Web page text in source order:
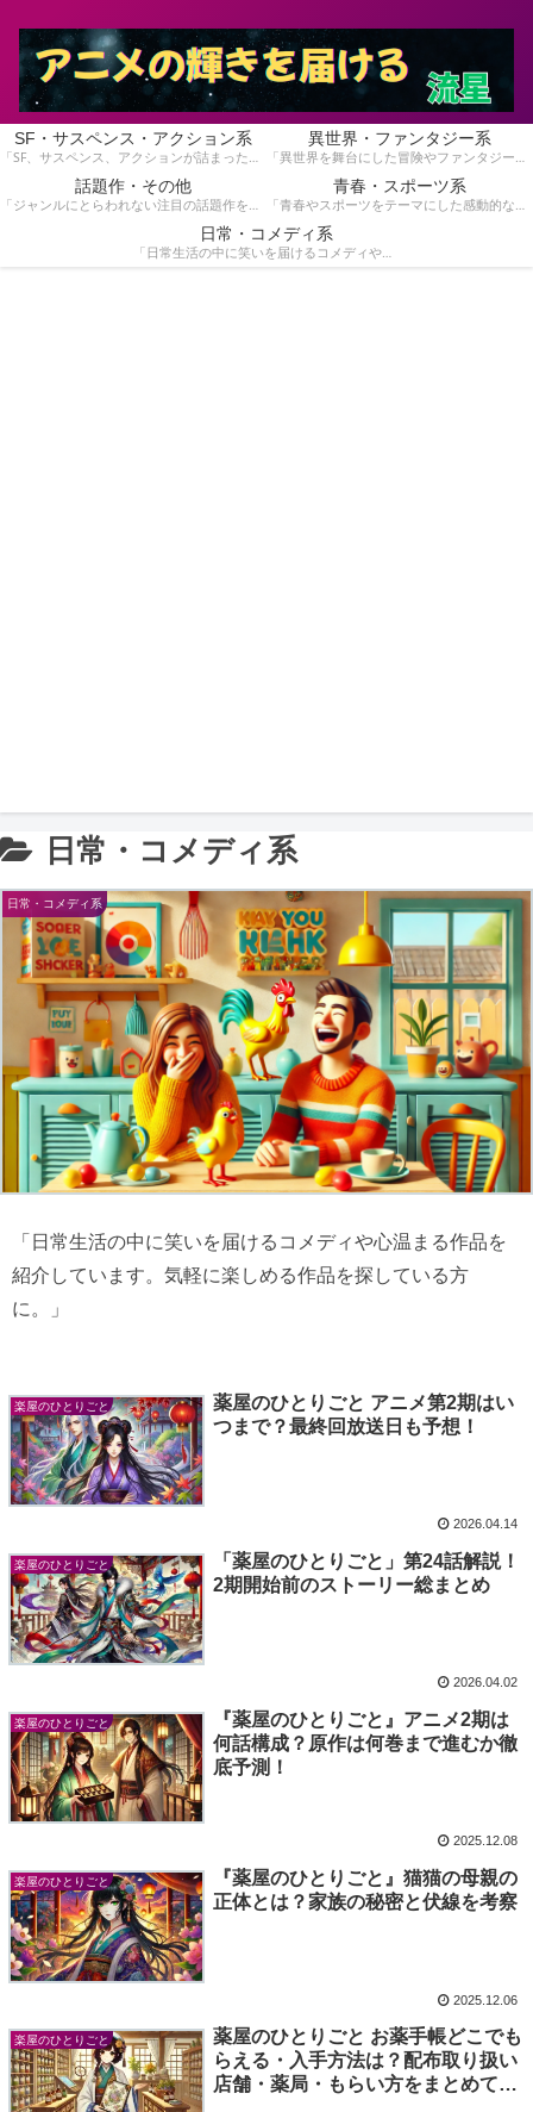
SF・サスペンス・アクション系 異世界・ファンタジー系
話題作・その他 青春・スポーツ系
日常・コメディ系
日常・コメディ系
日常・コメディ系
「日常生活の中に笑いを届けるコメディや心温まる作品を
紹介しています。気軽に楽しめる作品を探している方
に。」
楽屋のひとりごと
薬屋のひとりごと アニメ第2期はい
つまで？最終回放送日も予想！
2026.04.14
楽屋のひとりごと
「薬屋のひとりごと」第24話解説！
2期開始前のストーリー総まとめ
2026.04.02
楽屋のひとりごと
『薬屋のひとりごと』アニメ2期は
何話構成？原作は何巻まで進むか徹
底予測！
2025.12.08
楽屋のひとりごと
『薬屋のひとりごと』猫猫の母親の
正体とは？家族の秘密と伏線を考察
2025.12.06
楽屋のひとりごと
薬屋のひとりごと お薬手帳どこでも
らえる・入手方法は？配布取り扱い
店舗・薬局・もらい方をまとめて徹